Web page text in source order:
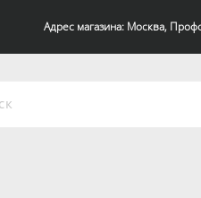
Адрес магазина: Москва,